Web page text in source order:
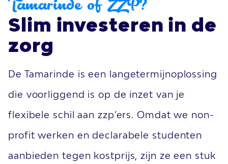
Tamarinde of ZZP?
Slim investeren in de
zorg
De Tamarinde is een langetermijnoplossing
die voorliggend is op de inzet van je
flexibele schil aan zzp’ers. Omdat we non-
profit werken en declarabele studenten
aanbieden tegen kostprijs, zijn ze een stuk